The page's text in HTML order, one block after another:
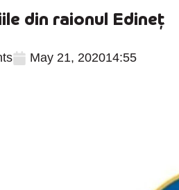
din raionul Edineț
May 21, 202014:55